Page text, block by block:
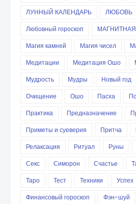
ЛУННЫЙ КАЛЕНДАРЬ
ЛЮБОВЬ
Любовный гороскоп
Магия камней
Магия чисел
Медитации
Медитация Ошо
Мудрость
Мудры Новый год
Очищение
Ошо Пасха
Практика
Предназначение
Приметы и суеверия
Притча
Релаксация
Ритуал Руны
Секс
Симорон Счастье
Таро
Тест Техники
Успех
Финансовый гороскоп
Фэн-шуй